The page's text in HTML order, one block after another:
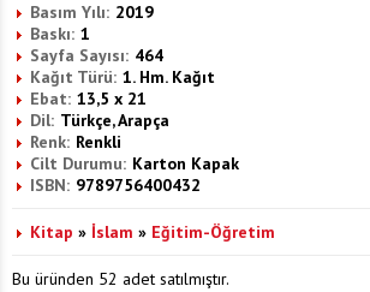
Basım Yılı: 2019
Baskı: 1
Sayfa Sayısı: 464
Kağıt Türü: 1. Hm. Kağıt
Ebat: 13,5 x 21
Dil: Türkçe, Arapça
Renk: Renkli
Cilt Durumu: Karton Kapak
ISBN: 9789756400432
Kitap » İslam » Eğitim-Öğretim
Bu üründen 52 adet satılmıştır.